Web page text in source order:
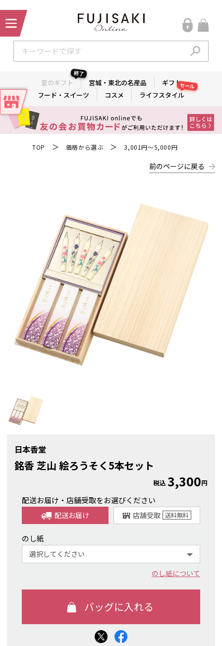
夏のギフト
終了
宮城・東北の名産品
ギフト
フード・スイーツ
コスメ ライフスタイル
セール
TOP ＞ 価格から選ぶ ＞ 3,001円～5,000円
前のページに戻る
日本香堂
銘香 芝山 絵ろうそく5本セット
税込3,300円
配送お届け・店舗受取をお選びください
配送お届け 店舗受取 送料無料
のし紙
のし紙について